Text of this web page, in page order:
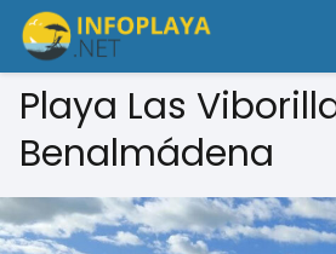
Playa Las
Benalmádena